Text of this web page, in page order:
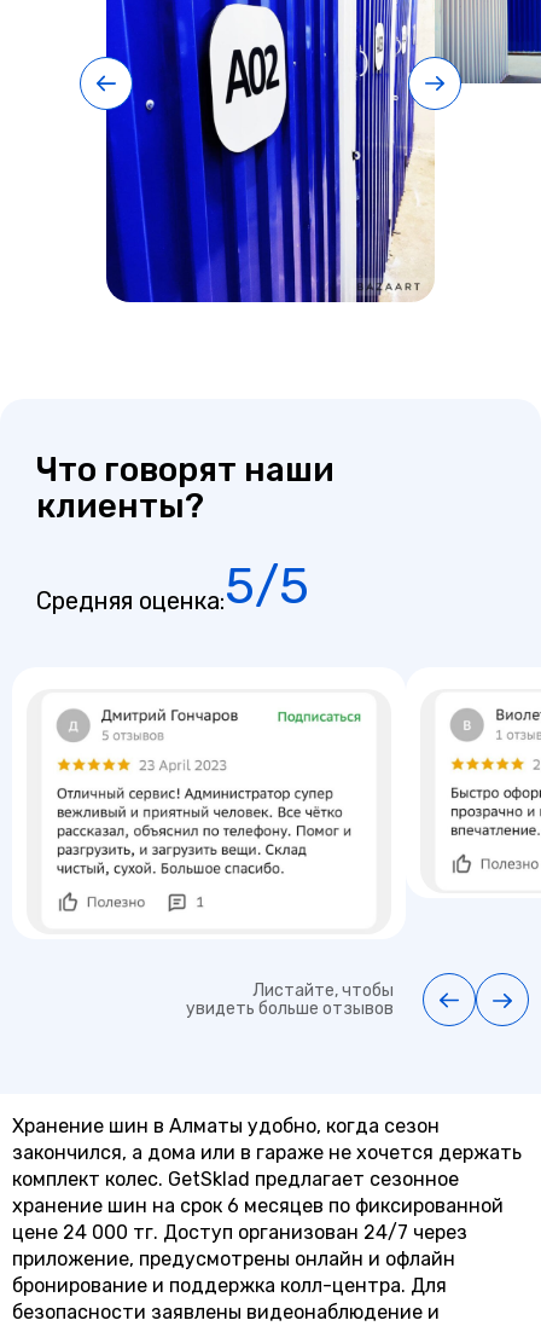
Что говорят наши
клиенты?
Средняя оценка:5/5
Листайте, чтобы
увидеть больше отзывов
Хранение шин в Алматы удобно, когда сезон
закончился, а дома или в гараже не хочется держать
комплект колес. GetSklad предлагает сезонное
хранение шин на срок 6 месяцев по фиксированной
цене 24 000 тг. Доступ организован 24/7 через
приложение, предусмотрены онлайн и офлайн
бронирование и поддержка колл-центра. Для
безопасности заявлены видеонаблюдение и